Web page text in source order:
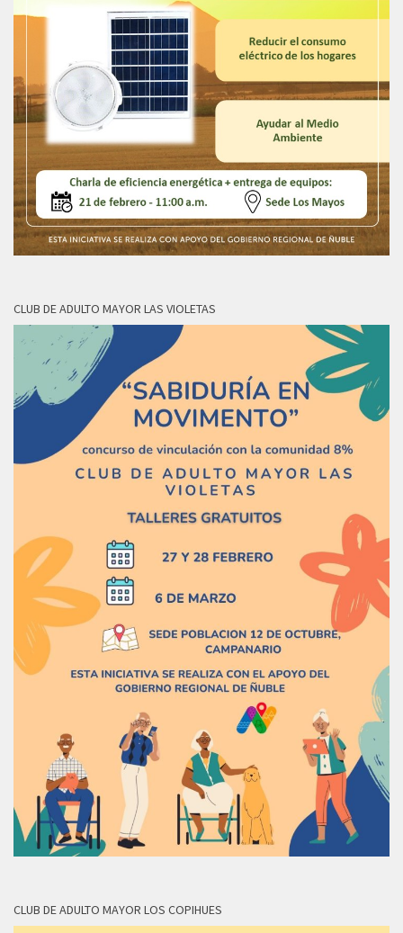
CLUB DE ADULTO MAYOR LAS VIOLETAS
CLUB DE ADULTO MAYOR LOS COPIHUES